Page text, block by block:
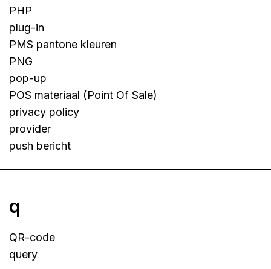
PHP
plug-in
PMS pantone kleuren
PNG
pop-up
POS materiaal (Point Of Sale)
privacy policy
provider
push bericht
q
QR-code
query